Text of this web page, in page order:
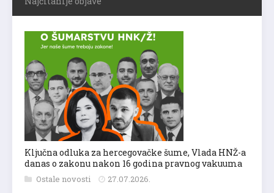
Ključna odluka za hercegovačke šume, Vlada HNŽ-a
danas o zakonu nakon 16 godina pravnog vakuuma
Ostale novosti 27.07.2026.